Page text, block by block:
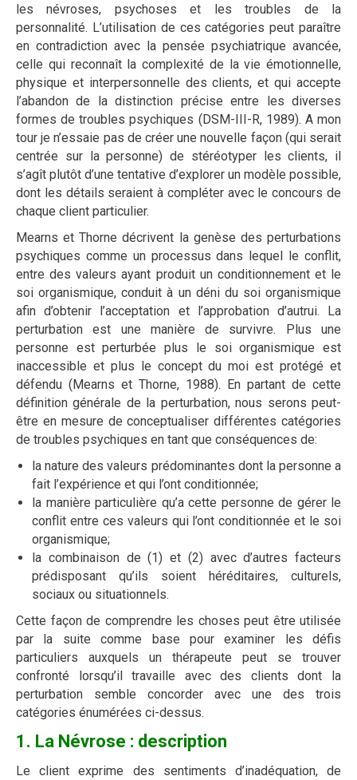
les névroses, psychoses et les troubles de la
personnalité. L’utilisation de ces catégories peut paraître
en contradiction avec la pensée psychiatrique avancée,
celle qui reconnaît la complexité de la vie émotionnelle,
physique et interpersonnelle des clients, et qui accepte
l’abandon de la distinction précise entre les diverses
formes de troubles psychiques (DSM-III-R, 1989). A mon
tour je n’essaie pas de créer une nouvelle façon (qui serait
centrée sur la personne) de stéréotyper les clients, il
s’agît plutôt d’une tentative d’explorer un modèle possible,
dont les détails seraient à compléter avec le concours de
chaque client particulier.
Mearns et Thorne décrivent la genèse des perturbations
psychiques comme un processus dans lequel le conflit,
entre des valeurs ayant produit un conditionnement et le
soi organismique, conduit à un déni du soi organismique
afin d’obtenir l’acceptation et l’approbation d’autrui. La
perturbation est une manière de survivre. Plus une
personne est perturbée plus le soi organismique est
inaccessible et plus le concept du moi est protégé et
défendu (Mearns et Thorne, 1988). En partant de cette
définition générale de la perturbation, nous serons peut-
être en mesure de conceptualiser différentes catégories
de troubles psychiques en tant que conséquences de:
la nature des valeurs prédominantes dont la personne a
fait l’expérience et qui l’ont conditionnée;
la manière particulière qu’a cette personne de gérer le
conflit entre ces valeurs qui l’ont conditionnée et le soi
organismique;
la combinaison de (1) et (2) avec d’autres facteurs
prédisposant qu’ils soient héréditaires, culturels,
sociaux ou situationnels.
Cette façon de comprendre les choses peut être utilisée
par la suite comme base pour examiner les défis
particuliers auxquels un thérapeute peut se trouver
confronté lorsqu’il travaille avec des clients dont la
perturbation semble concorder avec une des trois
catégories énumérées ci-dessus.
1. La Névrose : description
Le client exprime des sentiments d’inadéquation, de